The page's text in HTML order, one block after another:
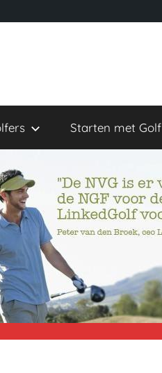
Starten met Golf